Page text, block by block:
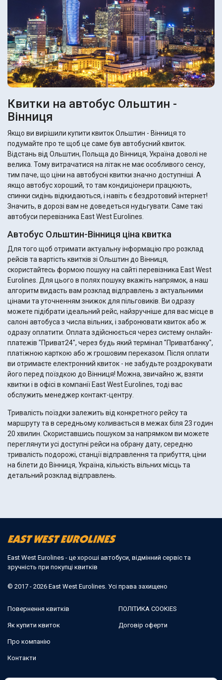
Квитки на автобус Ольштин -
Вінниця
Якщо ви вирішили купити квиток Ольштин - Вінниця то
подумайте про те щоб це саме був автобусний квиток.
Відстань від Ольштин, Польща до Вінниця, Україна доволі не
велика. Тому витрачатися на літак не має особливого сенсу,
тим паче, що ціни на автобусні квитки значно доступніші. А
якщо автобус хороший, то там кондиціонери працюють,
спинки сидінь відкидаються, і навіть є бездротовий інтернет!
Значить, в дорозі вам не доведеться нудьгувати. Саме такі
автобуси перевізника East West Eurolines.
Автобус Ольштин-Вінниця ціна квитка
Для того щоб отримати актуальну інформацію про розклад
рейсів та вартість квитків зі Ольштин до Вінниця,
скористайтесь формою пошуку на сайті перевізника East West
Eurolines. Для цього в полях пошуку вкажіть напрямок, а наш
алгоритм видасть вам розклад відправлень з актуальними
цінами та уточненням знижок для пільговиків. Ви одразу
можете підібрати ідеальний рейс, найзручніше для вас місце в
салоні автобуса з числа вільних, і забронювати квиток або ж
одразу оплатити. Оплата здійснюється через систему онлайн-
платежів "Приват24", через будь який термінал "Приватбанку",
платіжною карткою або ж грошовим переказом. Після оплати
ви отримаєте електронний квиток - не забудьте роздрокувати
його перед поїздкою до Вінниця! Можна, звичайно ж, взяти
квитки і в офісі в компанії East West Eurolines, тоді вас
обслужить менеджер контакт-центру.
Тривалість поїздки залежить від конкретного рейсу та
маршруту та в середньому коливається в межах біля 23 годин
20 хвилин. Скориставшись пошуком за напрямком ви можете
переглянути усі доступні рейси на обрану дату, середню
тривалість подорожі, станції відправлення та прибуття, ціни
на білети до Вінниця, Україна, кількість вільних місць та
детальний розклад відправлень.
East West Eurolines - це хороші автобуси, відмінний сервіс та
зручність при покупці квитків
© 2017 - 2026 East West Eurolines. Усі права захищено
Повернення квитків
Як купити квиток
Про компанію
Контакти
ПОЛІТИКА COOKIES
Договір оферти